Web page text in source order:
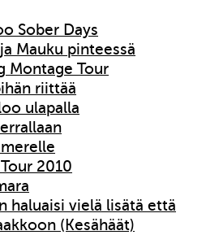
Sober Days
Mauku pinteessä
Montage Tour
riittää
ulapalla
2010
haluaisi vielä lisätä että
(Kesähäät)